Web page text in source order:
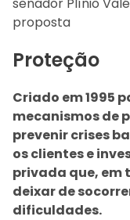
proposta
Proteção
Criado em 1995
mecanismos de
prevenir crises
os clientes e
privada que, em
deixar de
dificuldades.